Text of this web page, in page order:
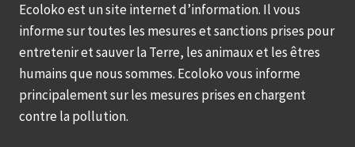
Ecoloko est un site internet d’information. Il vous
informe sur toutes les mesures et sanctions prises pour
entretenir et sauver la Terre, les animaux et les êtres
humains que nous sommes. Ecoloko vous informe
principalement sur les mesures prises en chargent
contre la pollution.